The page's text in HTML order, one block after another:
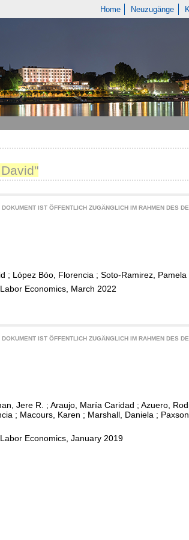
Home Neuzugänge
DOKUMENT IST ÖFFENTLICH ZUGÄNGLICH IM RAHMEN DES
; López Bóo, Florencia ; Soto-Ramirez, Pamela
Economics, March 2022
DOKUMENT IST ÖFFENTLICH ZUGÄNGLICH IM RAHMEN DES
Jere R. ; Araujo, María Caridad ; Azuero,
; Macours, Karen ; Marshall, Daniela ;
Economics, January 2019